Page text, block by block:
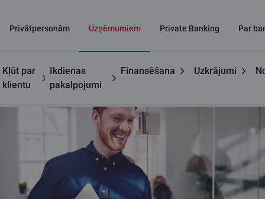
Privātpersonām Uzņēmumiem Private Banking Par
Kļūt par
klientu
Ikdienas
pakalpojumi
Finansēšana Uzkrājumi
Uzņēmumiem Piedāvājums jaundibinātam uzņēmumam